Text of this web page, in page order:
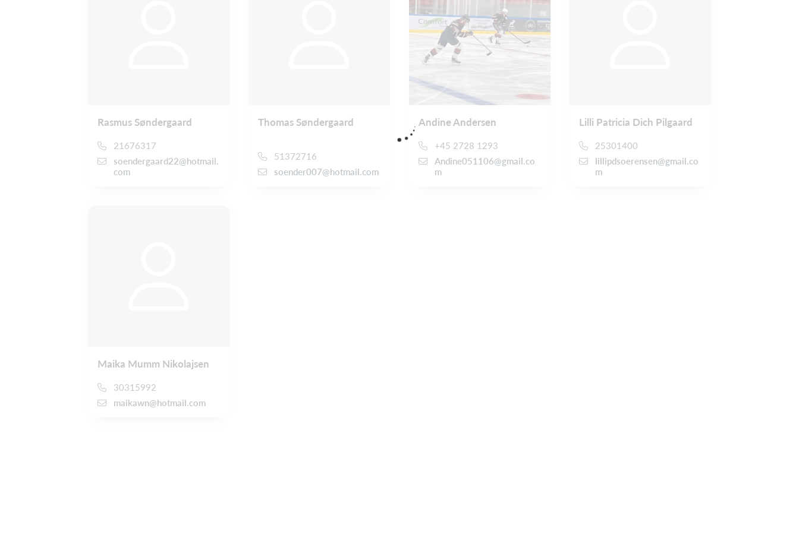
Rasmus Søndergaard
21676317
soendergaard22@hotmail.
com
Thomas Søndergaard
51372716
soender007@hotmail.com
Andine Andersen
+45 2728 1293
Andine051106@gmail.co
m
Lilli Patricia Dich Pilgaard
25301400
lillipdsoerensen@gmail.co
m
Maika Mumm Nikolajsen
30315992
maikawn@hotmail.com